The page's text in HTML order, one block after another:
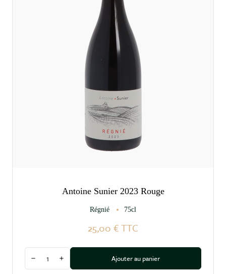
Antoine Sunier 2023 Rouge
Régnié 75cl
25,00 €TTC
Quantité
Diminuer la quantité
Augmenter la quantitéAjouter au panier